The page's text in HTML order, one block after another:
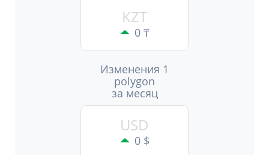
KZT
0 ₸
Изменения 1
polygon
за месяц
USD
0 $